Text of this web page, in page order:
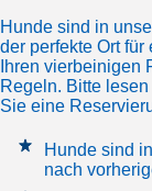
Hunde sind in
der perfekte Ort
Ihren vierbeinigen
Regeln. Bitte
Sie eine
Hunde sind
nach